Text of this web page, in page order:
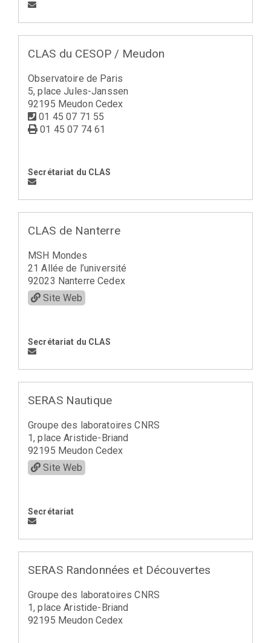
CLAS du CESOP / Meudon
Observatoire de Paris
5, place Jules-Janssen
92195 Meudon Cedex
01 45 07 71 55
01 45 07 74 61
Secrétariat du CLAS
CLAS de Nanterre
MSH Mondes
21 Allée de l’université
92023 Nanterre Cedex
Site Web
Secrétariat du CLAS
SERAS Nautique
Groupe des laboratoires CNRS
1, place Aristide-Briand
92195 Meudon Cedex
Site Web
Secrétariat
SERAS Randonnées et Découvertes
Groupe des laboratoires CNRS
1, place Aristide-Briand
92195 Meudon Cedex